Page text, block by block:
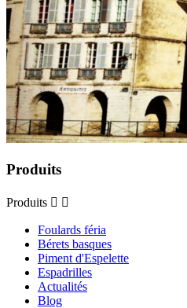
Produits
Produits  
Foulards féria
Bérets basques
Piment d'Espelette
Espadrilles
Actualités
Blog